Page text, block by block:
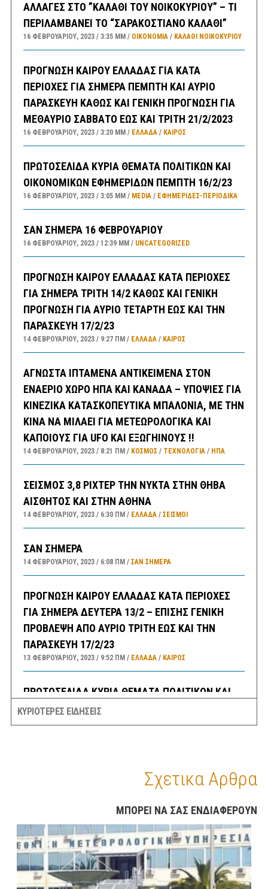
ΑΛΛΑΓΕΣ ΣΤΟ ”ΚΑΛΑΘΙ ΤΟΥ ΝΟΙΚΟΚΥΡΙΟΥ” – ΤΙ
ΠΕΡΙΛΑΜΒΑΝΕΙ ΤΟ “ΣΑΡΑΚΟΣΤΙΑΝΟ ΚΑΛΑΘΙ”
16 ΦΕΒΡΟΥΑΡΊΟΥ, 2023 3:35 ΜΜ ΟΙΚΟΝΟΜΙΑ/ ΚΑΛΑΘΙ ΝΟΙΚΟΚΥΡΙΟΥ
ΠΡΟΓΝΩΣΗ ΚΑΙΡΟΥ ΕΛΛΑΔΑΣ ΓΙΑ ΚΑΤΑ
ΠΕΡΙΟΧΕΣ ΓΙΑ ΣΗΜΕΡΑ ΠΕΜΠΤΗ ΚΑΙ ΑΥΡΙΟ
ΠΑΡΑΣΚΕΥΗ ΚΑΘΩΣ ΚΑΙ ΓΕΝΙΚΗ ΠΡΟΓΝΩΣΗ ΓΙΑ
ΜΕΘΑΥΡΙΟ ΣΑΒΒΑΤΟ ΕΩΣ ΚΑΙ ΤΡΙΤΗ 21/2/2023
16 ΦΕΒΡΟΥΑΡΊΟΥ, 2023 3:20 ΜΜ ΕΛΛΑΔA/ ΚΑΙΡΌΣ
ΠΡΩΤΟΣΕΛΙΔΑ ΚΥΡΙΑ ΘΕΜΑΤΑ ΠΟΛΙΤΙΚΩΝ ΚΑΙ
ΟΙΚΟΝΟΜΙΚΩΝ ΕΦΗΜΕΡΙΔΩΝ ΠΕΜΠΤΗ 16/2/23
16 ΦΕΒΡΟΥΑΡΊΟΥ, 2023 3:05 ΜΜ MEDIA/ ΕΦΗΜΕΡΊΔΕΣ-ΠΕΡΙΟΔΙΚΆ
ΣΑΝ ΣΗΜΕΡΑ 16 ΦΕΒΡΟΥΑΡΙΟΥ
16 ΦΕΒΡΟΥΑΡΊΟΥ, 2023 12:39 ΜΜ UNCATEGORIZED
ΠΡΟΓΝΩΣΗ ΚΑΙΡΟΥ ΕΛΛΑΔΑΣ ΚΑΤΑ ΠΕΡΙΟΧΕΣ
ΓΙΑ ΣΗΜΕΡΑ ΤΡΙΤΗ 14/2 ΚΑΘΩΣ ΚΑΙ ΓΕΝΙΚΗ
ΠΡΟΓΝΩΣΗ ΓΙΑ ΑΥΡΙΟ ΤΕΤΑΡΤΗ ΕΩΣ ΚΑΙ ΤΗΝ
ΠΑΡΑΣΚΕΥΗ 17/2/23
14 ΦΕΒΡΟΥΑΡΊΟΥ, 2023 9:27 ΠΜ ΕΛΛΑΔA/ ΚΑΙΡΌΣ
ΑΓΝΩΣΤΑ ΙΠΤΑΜΕΝΑ ΑΝΤΙΚΕΙΜΕΝΑ ΣΤΟΝ
ΕΝΑΕΡΙΟ ΧΩΡΟ ΗΠΑ ΚΑΙ ΚΑΝΑΔΑ – ΥΠΟΨΙΕΣ ΓΙΑ
ΚΙΝΕΖΙΚΑ ΚΑΤΑΣΚΟΠΕΥΤΙΚΑ ΜΠΑΛΟΝΙΑ, ΜΕ ΤΗΝ
ΚΙΝΑ ΝΑ ΜΙΛΑΕΙ ΓΙΑ ΜΕΤΕΩΡΟΛΟΓΙΚΑ ΚΑΙ
ΚΑΠΟΙΟΥΣ ΓΙΑ UFO ΚΑΙ ΕΞΩΓΗΙΝΟΥΣ !!
14 ΦΕΒΡΟΥΑΡΊΟΥ, 2023 8:21 ΠΜ ΚΟΣΜΟΣ / ΤΕΧΝΟΛΟΓΙΑ/ ΗΠΑ
ΣΕΙΣΜΟΣ 3,8 ΡΙΧΤΕΡ ΤΗΝ ΝΥΚΤΑ ΣΤΗΝ ΘΗΒΑ
ΑΙΣΘΗΤΟΣ ΚΑΙ ΣΤΗΝ ΑΘΗΝΑ
14 ΦΕΒΡΟΥΑΡΊΟΥ, 2023 6:30 ΠΜ ΕΛΛΑΔA/ ΣΕΙΣΜΟΙ
ΣΑΝ ΣΗΜΕΡΑ
14 ΦΕΒΡΟΥΑΡΊΟΥ, 2023 6:08 ΠΜ ΣΑΝ ΣΉΜΕΡΑ
ΠΡΟΓΝΩΣΗ ΚΑΙΡΟΥ ΕΛΛΑΔΑΣ ΚΑΤΑ ΠΕΡΙΟΧΕΣ
ΓΙΑ ΣΗΜΕΡΑ ΔΕΥΤΕΡΑ 13/2 – ΕΠΙΣΗΣ ΓΕΝΙΚΗ
ΠΡΟΒΛΕΨΗ ΑΠΟ ΑΥΡΙΟ ΤΡΙΤΗ ΕΩΣ ΚΑΙ ΤΗΝ
ΠΑΡΑΣΚΕΥΗ 17/2/23
13 ΦΕΒΡΟΥΑΡΊΟΥ, 2023 9:52 ΠΜ ΕΛΛΑΔA/ ΚΑΙΡΌΣ
ΠΡΩΤΟΣΕΛΙΔΑ ΚΥΡΙΑ ΘΕΜΑΤΑ ΠΟΛΙΤΙΚΩΝ ΚΑΙ
ΟΙΚΟΝΟΜΙΚΩΝ ΕΦΗΜΕΡΙΔΩΝ ΔΕΥΤΕΡΑ 13/2/23
ΚΑΒΑΛΑΣ ΣΤΟ ΡΕΥΜΑ ΠΡΟΣ ΤΗΝ ΚΟΡΙΝΘΟ-
ΕΣΠΑΣΕ ΑΓΩΓΟΣ ΤΗΣ ΕΥΔΑΠ ΣΤΟ ΔΑΦΝΙ
ΚΥΡΙΟΤΕΡΕΣ ΕΙΔΗΣΕΙΣ
Σχετικα Αρθρα
ΜΠΟΡΕΙ ΝΑ ΣΑΣ ΕΝΔΙΑΦΕΡΟΥΝ